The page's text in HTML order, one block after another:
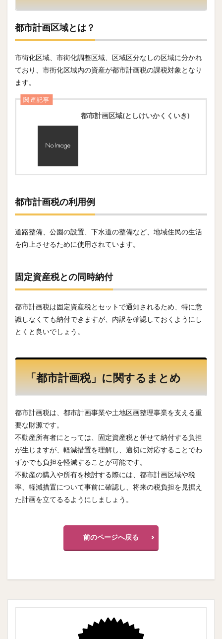
都市計画区域とは？
市街化区域、市街化調整区域、区域区分なしの区域に分かれ
ており、市街化区域内の資産が都市計画税の課税対象となり
ます。
関連記事
都市計画区域(としけいかくくいき)
都市計画税の利用例
道路整備、公園の設置、下水道の整備など、地域住民の生活
を向上させるために使用されています。
固定資産税との同時納付
都市計画税は固定資産税とセットで通知されるため、特に意
識しなくても納付できますが、内訳を確認しておくようにし
とくと良いでしょう。
「都市計画税」に関するまとめ
都市計画税は、都市計画事業や土地区画整理事業を支える重
要な財源です。
不動産所有者にとっては、固定資産税と併せて納付する負担
が生じますが、軽減措置を理解し、適切に対応することでわ
ずかでも負担を軽減することが可能です。
不動産の購入や所有を検討する際には、都市計画区域や税
率、軽減措置について事前に確認し、将来の税負担を見据え
た計画を立てるるようにしましょう。
前のページへ戻る